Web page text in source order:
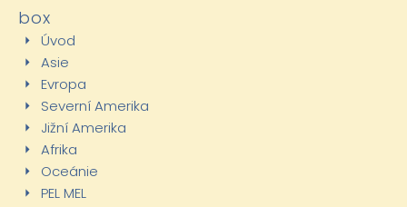
box
Úvod
Asie
Evropa
Severní Amerika
Jižní Amerika
Afrika
Oceánie
PEL MEL